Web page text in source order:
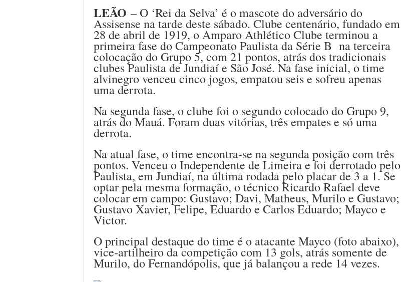
LEÃO – O ‘Rei da Selva’ é o mascote do adversário do
Assisense na tarde deste sábado. Clube centenário, fundado em
28 de abril de 1919, o Amparo Athlético Clube terminou a
primeira fase do Campeonato Paulista da Série B na terceira
colocação do Grupo 5, com 21 pontos, atrás dos tradicionais
clubes Paulista de Jundiaí e São José. Na fase inicial, o time
alvinegro venceu cinco jogos, empatou seis e sofreu apenas
uma derrota.
Na segunda fase, o clube foi o segundo colocado do Grupo 9,
atrás do Mauá. Foram duas vitórias, três empates e só uma
derrota.
Na atual fase, o time encontra-se na segunda posição com três
pontos. Venceu o Independente de Limeira e foi derrotado pelo
Paulista, em Jundiaí, na última rodada pelo placar de 3 a 1. Se
optar pela mesma formação, o técnico Ricardo Rafael deve
colocar em campo: Gustavo; Davi, Matheus, Murilo e Gustavo;
Gustavo Xavier, Felipe, Eduardo e Carlos Eduardo; Mayco e
Victor.
O principal destaque do time é o atacante Mayco (foto abaixo),
vice-artilheiro da competição com 13 gols, atrás somente de
Murilo, do Fernandópolis, que já balançou a rede 14 vezes.